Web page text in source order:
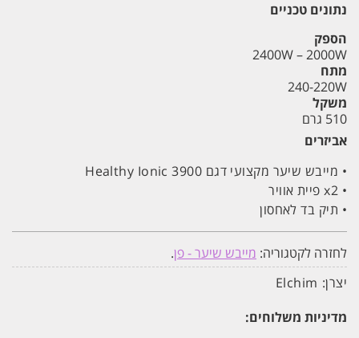
נתונים טכניים
הספק
2400W – 2000W
מתח
240-220W
משקל
510 גרם
אביזרים
• מייבש שיער מקצועי דגם 3900 Healthy Ionic
•
• תיק בד לאחסון
לחזרה לקטגוריה: מייבש שיער - פן.
יצרן: Elchim
מדיניות משלוחים: